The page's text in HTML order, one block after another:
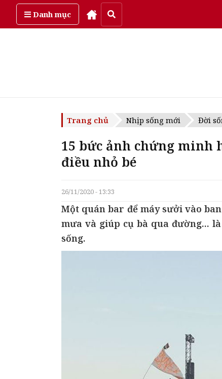
Danh mụcThứ sáu, ngày 7/08/2026
Trang chủ Nhịp sống mới Đời
15 bức ảnh chứng minh
điều nhỏ bé
26/11/2020 - 13:33
Một quán bar để máy sưởi vào
mưa và giúp cụ bà qua đường...
sống.